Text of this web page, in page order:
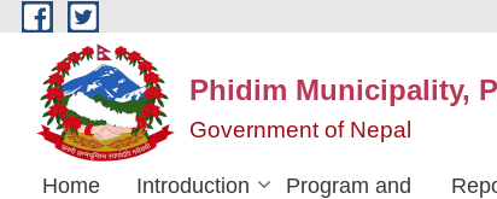
Skip to main content
Phidim Municipality,
Government of Nepal
Home Introduction Program and